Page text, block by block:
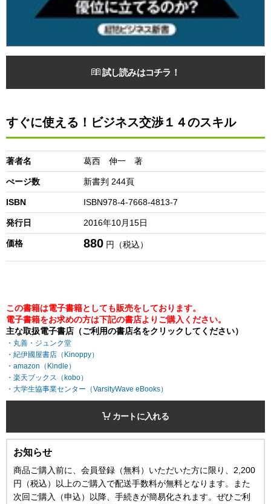
試し読みはコチラ！
すぐに使える！ビジネス交渉１４のスキル
著者名 葛西 伸一 著
ぺージ数 新書判 244頁
ISBN ISBN978-4-7668-4813-7
発行日 2016年10月15日
価格 880 円（税込）
この書籍は電子書籍としても販売をしております。
電子書籍をお求めの方は下記の書店よりご購入ください。
主な取扱電子書店（ご利用の書店名をクリックしてください）
・丸善・ジュンク堂
・紀伊國屋書店（Kinoppy）
・amazon（Kindle）
・楽天ブックス（kobo）
・大学生協事業センター（VarsityWave eBooks）
カートに入れる
お知らせ
商品ご購入前に、会員登録（無料）いただいた方に限り、2,200
円（税込）以上のご購入で配送手数料が無料となります。また
次回ご購入（申込）以降、手続きが簡易化されます。ぜひご利